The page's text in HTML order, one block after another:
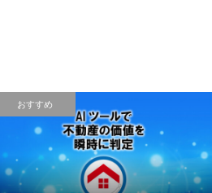
おすすめ